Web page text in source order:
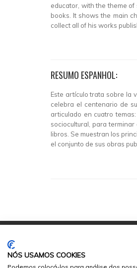
educator, with the theme
books. It shows the main
collect all of his works
RESUMO ESPANHOL:
Este artículo trata sobre la
celebra el centenario de
articulado en cuatro
sociocultural, para
libros. Se muestran los
el conjunto de sus obras
NÓS USAMOS COOKIES